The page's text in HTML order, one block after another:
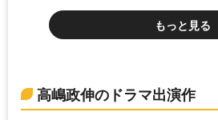
もっと見る
高嶋政伸のドラマ出演作